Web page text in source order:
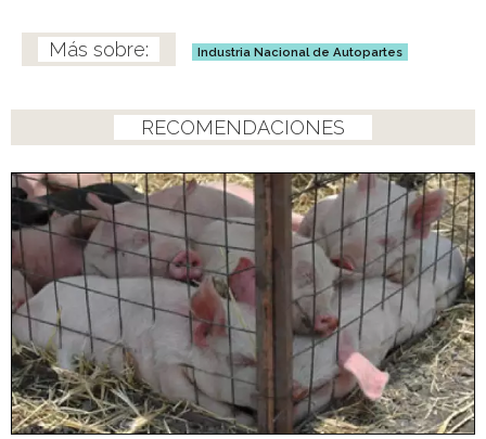
Industria Nacional de Autopartes
RECOMENDACIONES